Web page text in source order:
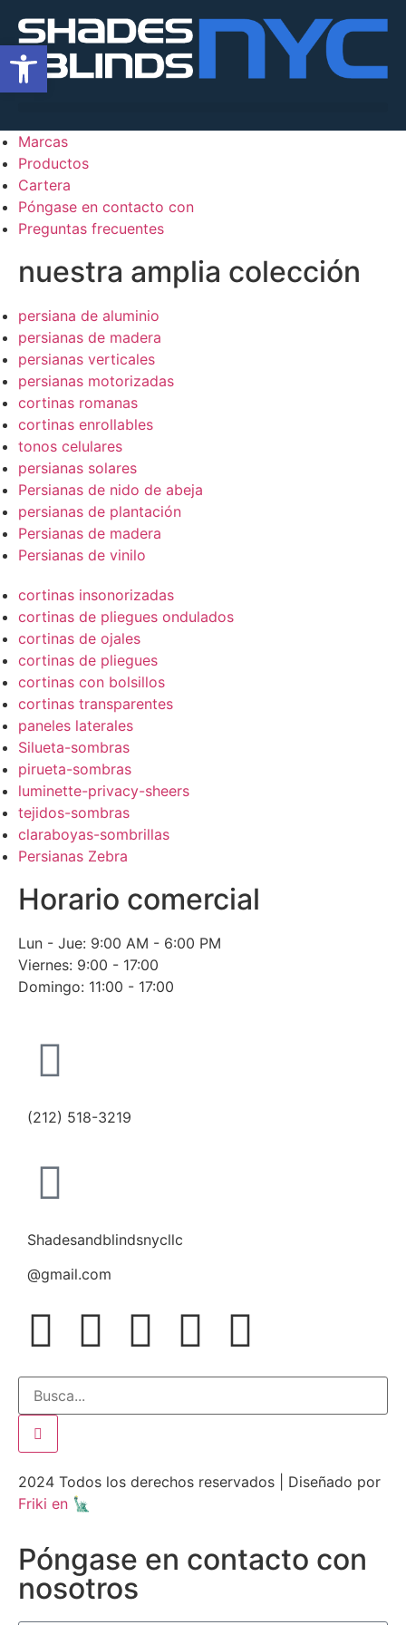
Abrir la barra de herramientas
Enlaces
Inicio
Nuestra historia
Marcas
Productos
Cartera
Póngase en contacto con
Preguntas frecuentes
nuestra amplia colección
persiana de aluminio
persianas de madera
persianas verticales
persianas motorizadas
cortinas romanas
cortinas enrollables
tonos celulares
persianas solares
Persianas de nido de abeja
persianas de plantación
Persianas de madera
Persianas de vinilo
cortinas insonorizadas
cortinas de pliegues ondulados
cortinas de ojales
cortinas de pliegues
cortinas con bolsillos
cortinas transparentes
paneles laterales
Silueta-sombras
pirueta-sombras
luminette-privacy-sheers
tejidos-sombras
claraboyas-sombrillas
Persianas Zebra
Horario comercial
Lun - Jue: 9:00 AM - 6:00 PM
Viernes: 9:00 - 17:00
Domingo: 11:00 - 17:00
(212) 518-3219
Shadesandblindsnycllc
@gmail.com
2024 Todos los derechos reservados | Diseñado por
Friki en 🗽
Póngase en contacto con
nosotros